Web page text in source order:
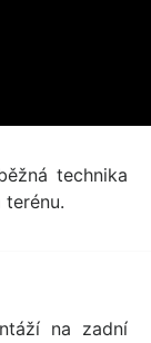
technika
na zadní